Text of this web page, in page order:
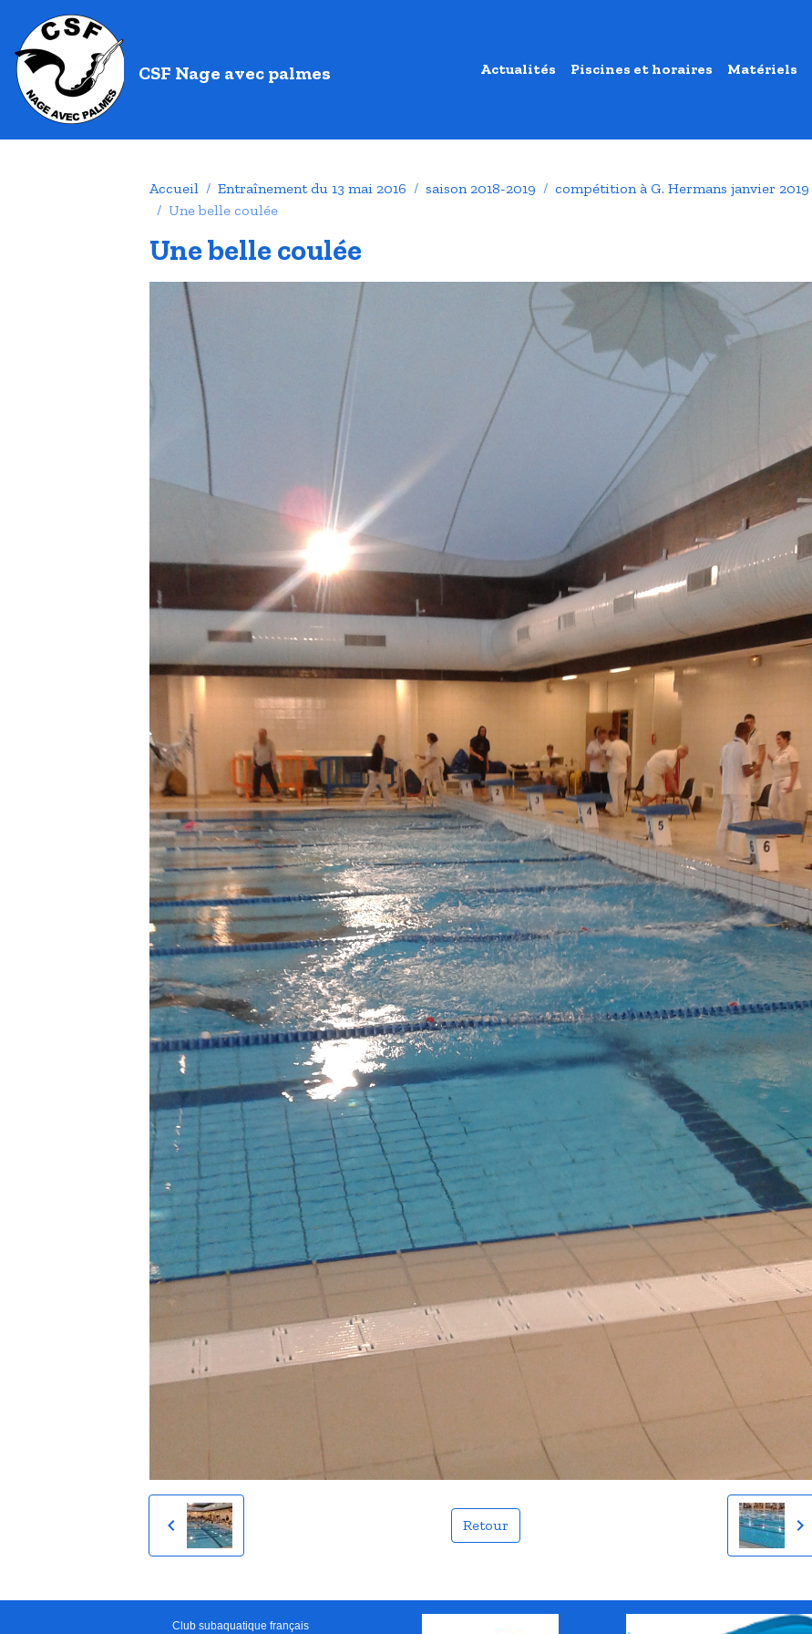
CSF Nage avec palmes Actualités Piscines et horaires Matériels
Accueil Entraînement du 13 mai 2016 saison 2018-2019
compétition à G. Hermans janvier 2019
Une belle coulée
Une belle coulée
Retour
Club subaquatique français